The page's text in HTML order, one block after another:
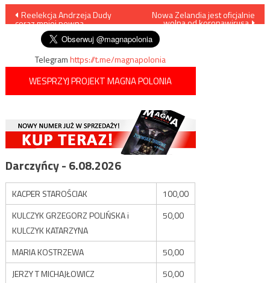
Nawigacja
wpisu
Reelekcja Andrzeja Dudy
coraz mniej pewna
Nowa Zelandia jest oficjalnie
wolna od koronawirusa
Telegramhttps://t.me/magnapolonia
WESPRZYJ PROJEKT MAGNA POLONIA
Darczyńcy - 6.08.2026
KACPER STAROŚCIAK
100,00
KULCZYK GRZEGORZ POLIŃSKA i
KULCZYK KATARZYNA
50,00
MARIA KOSTRZEWA
50,00
JERZY T MICHAJŁOWICZ
50,00